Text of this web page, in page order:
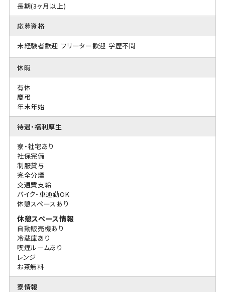
長期(3ヶ月以上)
応募資格
未経験者歓迎 フリーター歓迎 学歴不問
休暇
有休
慶弔
年末年始
待遇・福利厚生
寮・社宅あり
社保完備
制服貸与
完全分煙
交通費支給
バイク・車通勤OK
休憩スペースあり
休憩スペース情報
自動販売機あり
冷蔵庫あり
喫煙ルームあり
レンジ
お茶無料
寮情報